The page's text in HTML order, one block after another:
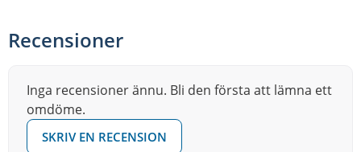
Recensioner
Inga recensioner ännu. Bli den första att lämna ett
omdöme.
SKRIV EN RECENSION